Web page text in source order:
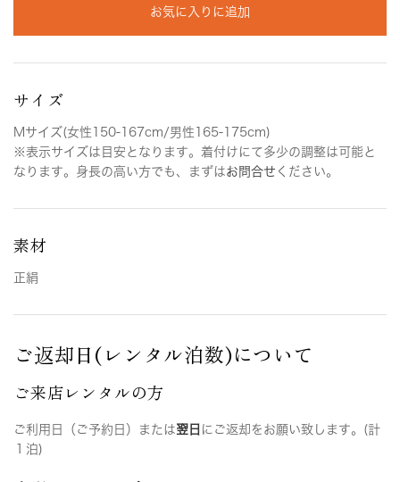
お気に入りに追加
サイズ
Mサイズ(女性150-167cm/男性165-175cm)
※表示サイズは目安となります。着付けにて多少の調整は可能と
なります。身長の高い方でも、まずはお問合せ ください。
素材
正絹
ご返却日(レンタル泊数)について
ご来店レンタルの方
ご利用日（ご予約日）または翌日 にご返却をお願い致します。(計
１泊)